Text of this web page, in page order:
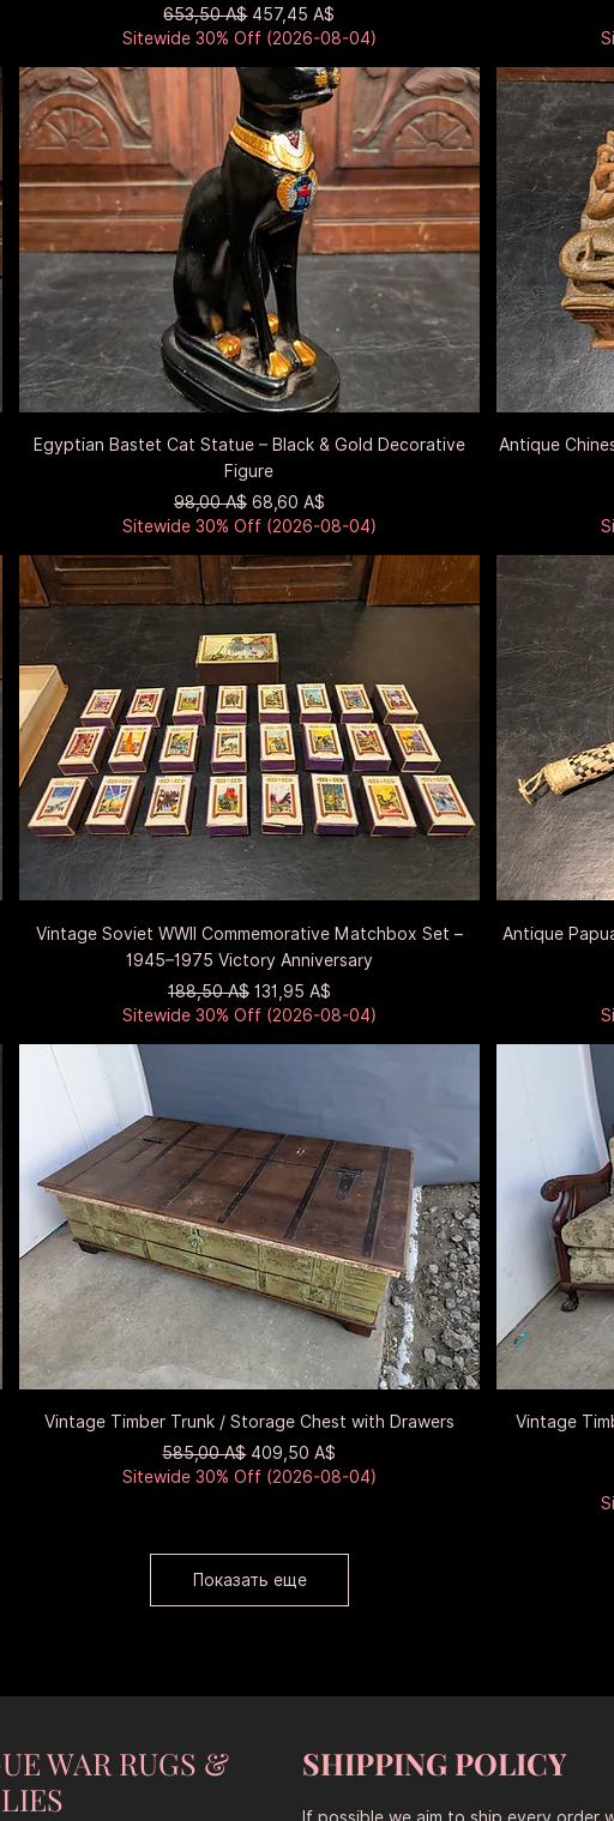
Обычная цена
653,50 A$ Цена со скидкой
457,45 A$
Sitewide 30% Off (2026-08-04)
Быстрый просмотр
Egyptian Bastet Cat Statue – Black & Gold Decorative
Figure
Обычная цена
98,00 A$ Цена со скидкой
68,60 A$
Sitewide 30% Off (2026-08-04)
Antique
Быстрый просмотр
Vintage Soviet WWII Commemorative Matchbox Set –
1945–1975 Victory Anniversary
Обычная цена
188,50 A$ Цена со скидкой
131,95 A$
Sitewide 30% Off (2026-08-04)
Antique
Быстрый просмотр
Vintage Timber Trunk / Storage Chest with Drawers
Обычная цена
585,00 A$ Цена со скидкой
409,50 A$
Sitewide 30% Off (2026-08-04)
Vintage
Показать еще
WAR RUGS &
SHIPPING POLICY